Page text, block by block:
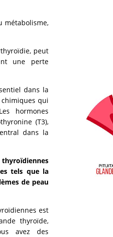
métabolisme,
peut
une perte
dans la
chimiques qui
hormones
(T3),
dans la
tels que la
de peau
est
thyroïde,
avez des